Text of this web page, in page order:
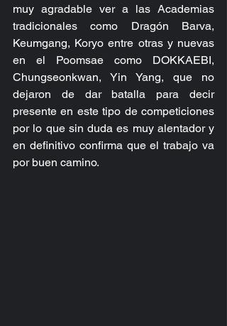
muy agradable ver a las Academias
tradicionales como Dragón Barva,
Keumgang, Koryo entre otras y nuevas
en el Poomsae como DOKKAEBI,
Chungseonkwan, Yin Yang, que no
dejaron de dar batalla para decir
presente en este tipo de competiciones
por lo que sin duda es muy alentador y
en definitivo confirma que el trabajo va
por buen camino.